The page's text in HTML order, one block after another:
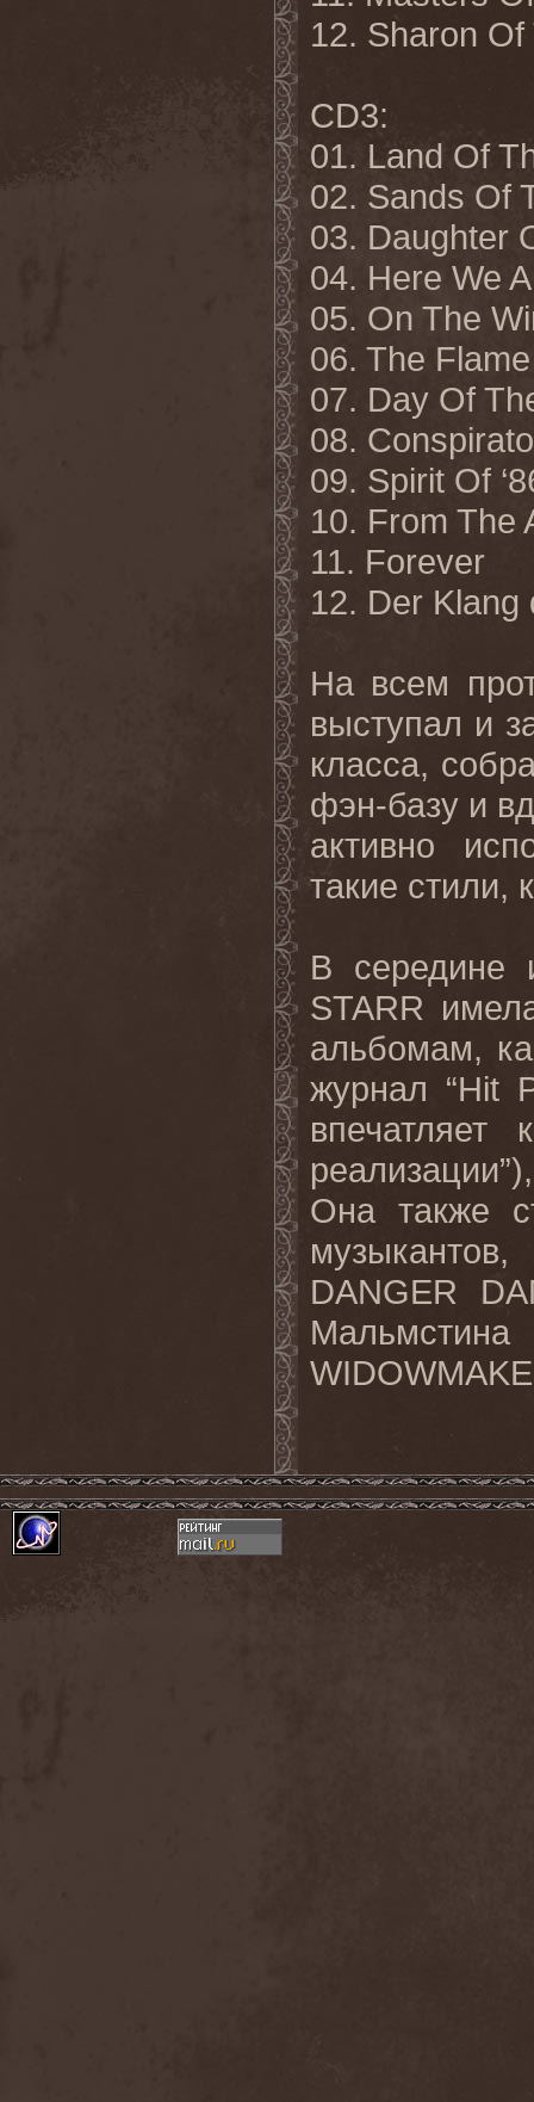
12. Sharon
CD3:
01. Land Of
02. Sands Of
03. Daughter
04. Here We
05. On The
06. The
07. Day Of
08.
09. Spirit Of
10. From The
11. Forever
12. Der Klang
На всем
выступал и
класса,
фэн-базу и
активно
такие стили,
В середине
STARR
альбомам,
журнал “Hit
Она также
DANGER